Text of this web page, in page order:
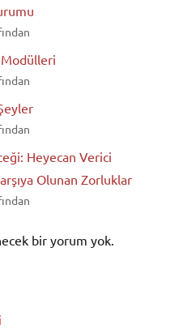
Modülleri
Heyecan Verici
Olunan Zorluklar
bir yorum yok.